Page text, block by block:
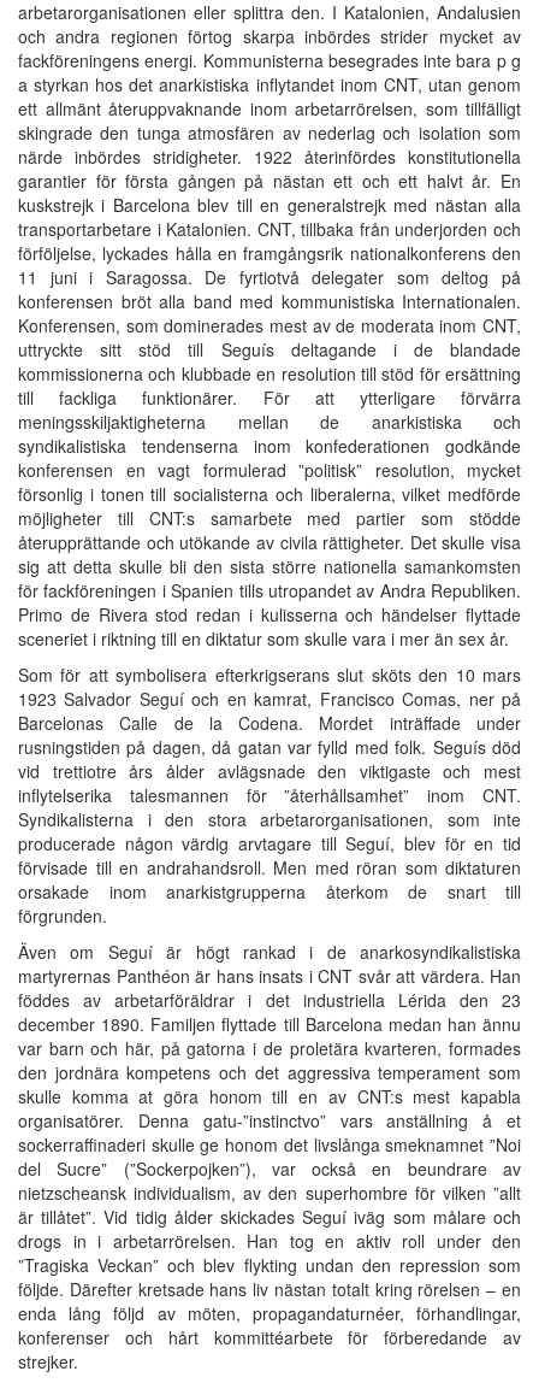
arbetarorganisationen eller splittra den. I Katalonien, Andalusien
och andra regionen förtog skarpa inbördes strider mycket av
fackföreningens energi. Kommunisterna besegrades inte bara p g
a styrkan hos det anarkistiska inflytandet inom CNT, utan genom
ett allmänt återuppvaknande inom arbetarrörelsen, som tillfälligt
skingrade den tunga atmosfären av nederlag och isolation som
närde inbördes stridigheter. 1922 återinfördes konstitutionella
garantier för första gången på nästan ett och ett halvt år. En
kuskstrejk i Barcelona blev till en generalstrejk med nästan alla
transportarbetare i Katalonien. CNT, tillbaka från underjorden och
förföljelse, lyckades hålla en framgångsrik nationalkonferens den
11 juni i Saragossa. De fyrtiotvå delegater som deltog på
konferensen bröt alla band med kommunistiska Internationalen.
Konferensen, som dominerades mest av de moderata inom CNT,
uttryckte sitt stöd till Seguís deltagande i de blandade
kommissionerna och klubbade en resolution till stöd för ersättning
till fackliga funktionärer. För att ytterligare förvärra
meningsskiljaktigheterna mellan de anarkistiska och
syndikalistiska tendenserna inom konfederationen godkände
konferensen en vagt formulerad ”politisk” resolution, mycket
försonlig i tonen till socialisterna och liberalerna, vilket medförde
möjligheter till CNT:s samarbete med partier som stödde
återupprättande och utökande av civila rättigheter. Det skulle visa
sig att detta skulle bli den sista större nationella samankomsten
för fackföreningen i Spanien tills utropandet av Andra Republiken.
Primo de Rivera stod redan i kulisserna och händelser flyttade
sceneriet i riktning till en diktatur som skulle vara i mer än sex år.
Som för att symbolisera efterkrigserans slut sköts den 10 mars
1923 Salvador Seguí och en kamrat, Francisco Comas, ner på
Barcelonas Calle de la Codena. Mordet inträffade under
rusningstiden på dagen, då gatan var fylld med folk. Seguís död
vid trettiotre års ålder avlägsnade den viktigaste och mest
inflytelserika talesmannen för ”återhållsamhet” inom CNT.
Syndikalisterna i den stora arbetarorganisationen, som inte
producerade någon värdig arvtagare till Seguí, blev för en tid
förvisade till en andrahandsroll. Men med röran som diktaturen
orsakade inom anarkistgrupperna återkom de snart till
förgrunden.
Även om Seguí är högt rankad i de anarkosyndikalistiska
martyrernas Panthéon är hans insats i CNT svår att värdera. Han
föddes av arbetarföräldrar i det industriella Lérida den 23
december 1890. Familjen flyttade till Barcelona medan han ännu
var barn och här, på gatorna i de proletära kvarteren, formades
den jordnära kompetens och det aggressiva temperament som
skulle komma at göra honom till en av CNT:s mest kapabla
organisatörer. Denna gatu-”instinctvo” vars anställning å et
sockerraffinaderi skulle ge honom det livslånga smeknamnet ”Noi
del Sucre” (”Sockerpojken”), var också en beundrare av
nietzscheansk individualism, av den superhombre för vilken ”allt
är tillåtet”. Vid tidig ålder skickades Seguí iväg som målare och
drogs in i arbetarrörelsen. Han tog en aktiv roll under den
”Tragiska Veckan” och blev flykting undan den repression som
följde. Därefter kretsade hans liv nästan totalt kring rörelsen – en
enda lång följd av möten, propagandaturnéer, förhandlingar,
konferenser och hårt kommittéarbete för förberedande av
strejker.